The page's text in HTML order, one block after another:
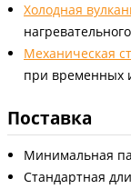
Холодная
Механическая
при временных
Поставка
Минимальная
Стандартная